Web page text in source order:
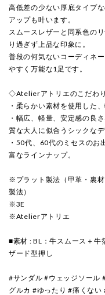
高低差の少ない厚底タイプ
アップも叶います。
スムースレザーと同系色の
り過ぎず上品な印象に。
普段の何気ないコーディネ
やすく万能な1足です。
◇Atelierアトリエのこだわ
・柔らかい素材を使用した
・幅広、軽量、安定感の良
質な大人に似合うシックなデ
・50代、60代のミセスのお
富なラインナップ。
※プラット製法（甲革・裏
製法）
※3E
※Atelierアトリエ
■素材 : BL：牛スムース＋牛
ザード型押し
#サンダル #ウェッジソール
グルカ #ゆったり #痛くな